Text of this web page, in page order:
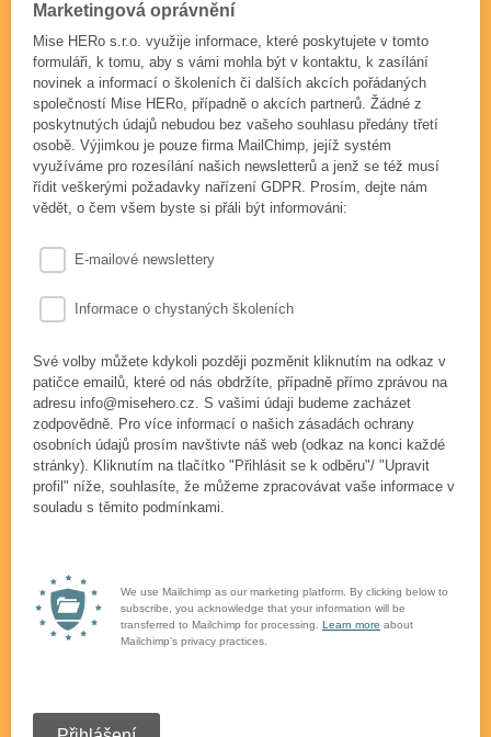
Marketingová oprávnění
Mise HERo s.r.o. využije informace, které poskytujete v tomto
formuláři, k tomu, aby s vámi mohla být v kontaktu, k zasílání
novinek a informací o školeních či dalších akcích pořádaných
společností Mise HERo, případně o akcích partnerů. Žádné z
poskytnutých údajů nebudou bez vašeho souhlasu předány třetí
osobě. Výjimkou je pouze firma MailChimp, jejíž systém
využíváme pro rozesílání našich newsletterů a jenž se též musí
řídit veškerými požadavky nařízení GDPR. Prosím, dejte nám
vědět, o čem všem byste si přáli být informováni:
E-mailové newslettery
Informace o chystaných školeních
Své volby můžete kdykoli později pozměnit kliknutím na odkaz v
patičce emailů, které od nás obdržíte, případně přímo zprávou na
adresu info@misehero.cz. S vašimi údaji budeme zacházet
zodpovědně. Pro více informací o našich zásadách ochrany
osobních údajů prosím navštivte náš web (odkaz na konci každé
stránky). Kliknutím na tlačítko "Přihlásit se k odběru"/ "Upravit
profil" níže, souhlasíte, že můžeme zpracovávat vaše informace v
souladu s těmito podmínkami.
We use Mailchimp as our marketing platform. By clicking below to
subscribe, you acknowledge that your information will be
transferred to Mailchimp for processing. Learn more about
Mailchimp's privacy practices.